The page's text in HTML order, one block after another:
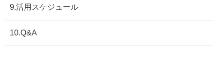
9.活用スケジュール
10.Q&A